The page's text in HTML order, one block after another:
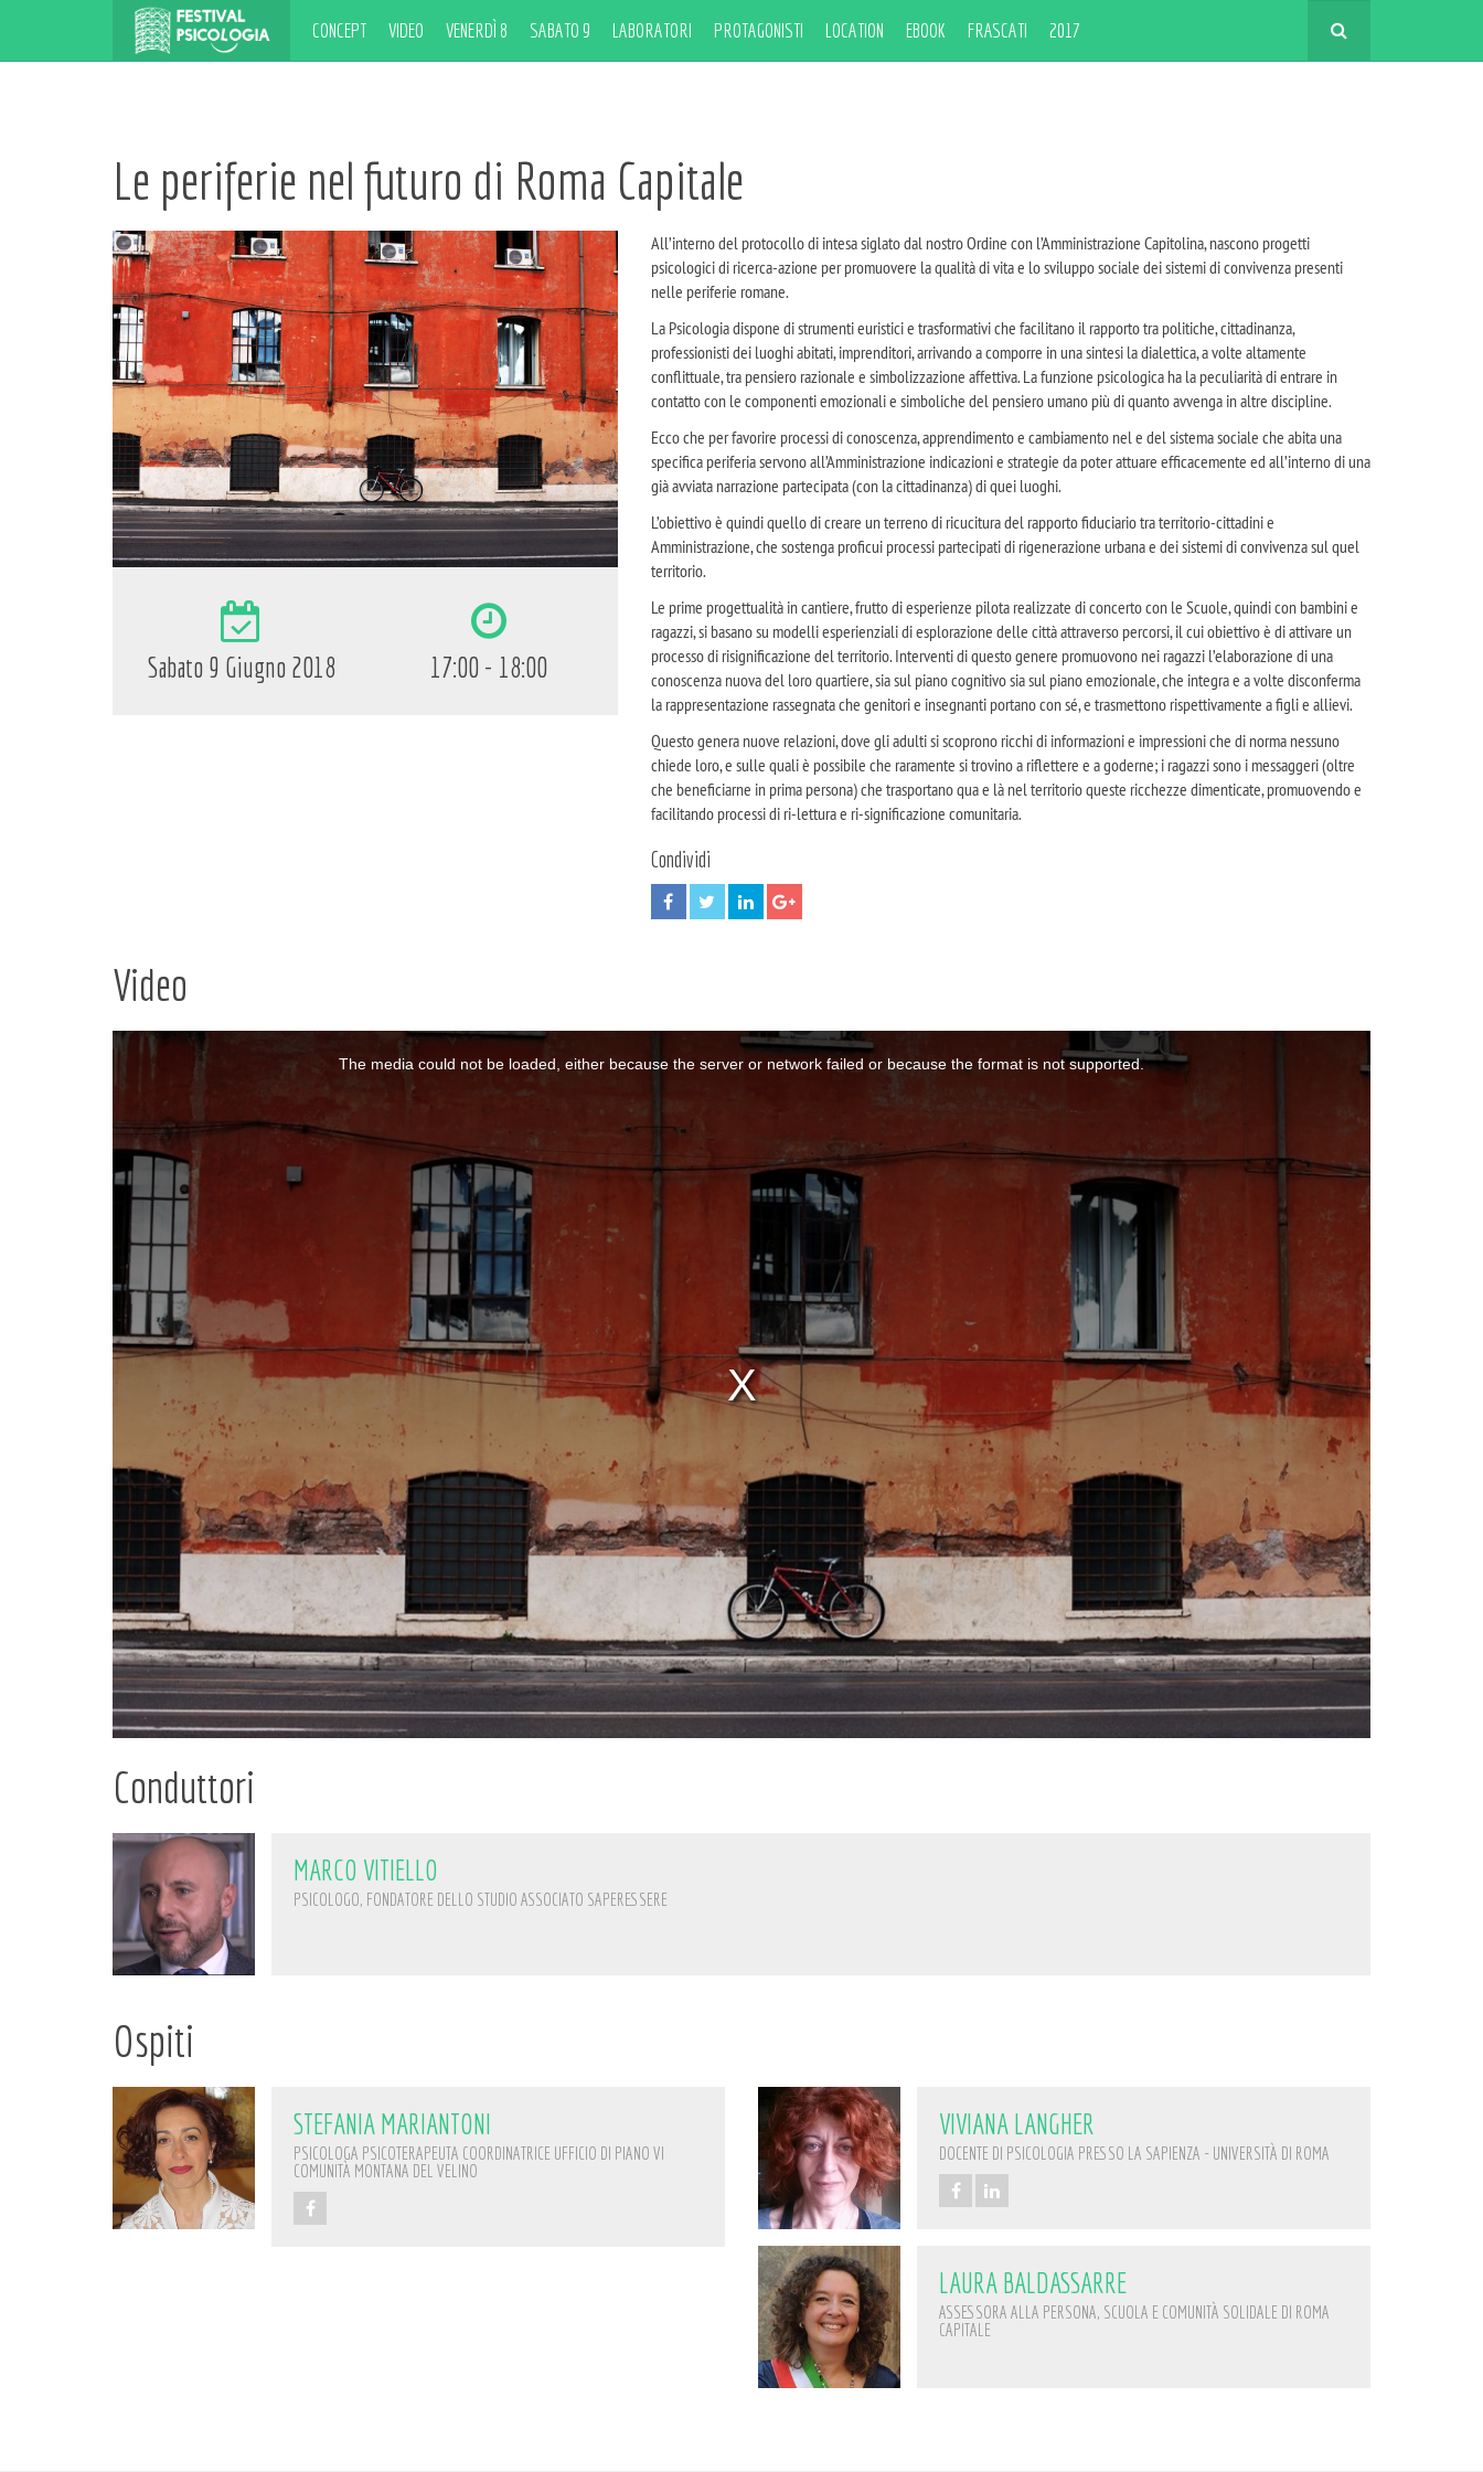
CONCEPT VIDEO VENERDÌ 8 SABATO 9 LABORATORI PROTAGONISTI LOCATION EBOOK FRASCATI 2017
Le periferie nel futuro di Roma Capitale
Sabato 9 Giugno 2018 17:00 - 18:00
All’interno del protocollo di intesa siglato dal nostro Ordine con l’Amministrazione Capitolina, nascono progetti
psicologici di ricerca-azione per promuovere la qualità di vita e lo sviluppo sociale dei sistemi di convivenza presenti
nelle periferie romane.
La Psicologia dispone di strumenti euristici e trasformativi che facilitano il rapporto tra politiche, cittadinanza,
professionisti dei luoghi abitati, imprenditori, arrivando a comporre in una sintesi la dialettica, a volte altamente
conflittuale, tra pensiero razionale e simbolizzazione affettiva. La funzione psicologica ha la peculiarità di entrare in
contatto con le componenti emozionali e simboliche del pensiero umano più di quanto avvenga in altre discipline.
Ecco che per favorire processi di conoscenza, apprendimento e cambiamento nel e del sistema sociale che abita una
specifica periferia servono all’Amministrazione indicazioni e strategie da poter attuare efficacemente ed all’interno di una
già avviata narrazione partecipata (con la cittadinanza) di quei luoghi.
L’obiettivo è quindi quello di creare un terreno di ricucitura del rapporto fiduciario tra territorio-cittadini e
Amministrazione, che sostenga proficui processi partecipati di rigenerazione urbana e dei sistemi di convivenza sul quel
territorio.
Le prime progettualità in cantiere, frutto di esperienze pilota realizzate di concerto con le Scuole, quindi con bambini e
ragazzi, si basano su modelli esperienziali di esplorazione delle città attraverso percorsi, il cui obiettivo è di attivare un
processo di risignificazione del territorio. Interventi di questo genere promuovono nei ragazzi l’elaborazione di una
conoscenza nuova del loro quartiere, sia sul piano cognitivo sia sul piano emozionale, che integra e a volte disconferma
la rappresentazione rassegnata che genitori e insegnanti portano con sé, e trasmettono rispettivamente a figli e allievi.
Questo genera nuove relazioni, dove gli adulti si scoprono ricchi di informazioni e impressioni che di norma nessuno
chiede loro, e sulle quali è possibile che raramente si trovino a riflettere e a goderne; i ragazzi sono i messaggeri (oltre
che beneficiarne in prima persona) che trasportano qua e là nel territorio queste ricchezze dimenticate, promuovendo e
facilitando processi di ri-lettura e ri-significazione comunitaria.
Condividi
Video
The media could not be loaded, either because the server or network failed or because the format is not supported.
Conduttori
MARCO VITIELLO
PSICOLOGO, FONDATORE DELLO STUDIO ASSOCIATO SAPERESSERE
Ospiti
STEFANIA MARIANTONI
PSICOLOGA PSICOTERAPEUTA COORDINATRICE UFFICIO DI PIANO VI
COMUNITÀ MONTANA DEL VELINO
VIVIANA LANGHER
DOCENTE DI PSICOLOGIA PRESSO LA SAPIENZA - UNIVERSITÀ DI ROMA
LAURA BALDASSARRE
ASSESSORA ALLA PERSONA, SCUOLA E COMUNITÀ SOLIDALE DI ROMA
CAPITALE